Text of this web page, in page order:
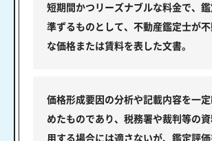
短期間かつリーズナブルな料金で、
準ずるものとして、不動産鑑定士が
な価格または賃料を表した文書。
価格形成要因の分析や記載内容を一
めたものであり、税務署や裁判等の
用する場合には適さないが、鑑定評